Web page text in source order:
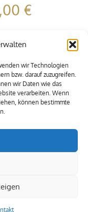
wir Technologien
bzw. darauf zuzugreifen.
wir Daten wie das
verarbeiten. Wenn
können bestimmte
€